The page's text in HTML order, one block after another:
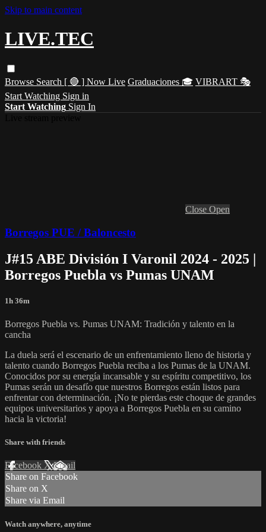
Skip to main content
LIVE.TEC
Browse Search [ 🔴 ] Now Live Graduaciones 🎓 VIBRART 🎭
Start Watching Sign in
Start Watching Sign In
Close Open
Borregos PUE / Baloncesto
J#15 ABE División I Varonil 2024 - 2025 |
Borregos Puebla vs Pumas UNAM
1h 36m
Borregos Puebla vs. Pumas UNAM: Tradición y talento en la
cancha
La duela será el escenario de un enfrentamiento lleno de historia y
talento cuando Borregos Puebla reciba a los Pumas de la UNAM.
Conocidos por su energía incansable y su espíritu competitivo, los
Pumas serán un desafío que nuestros Borregos están listos para
enfrentar con determinación. ¡No te pierdas este choque de grandes
equipos universitarios y apoya a Borregos Puebla en su camino
hacia la victoria!
Share with friends
Facebook XEmail
Share on Facebook
Share on X
Share via Email
Watch anywhere, anytime